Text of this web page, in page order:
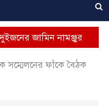
নামঞ্জুর
সম্মেলনের ফাঁকে বৈঠক